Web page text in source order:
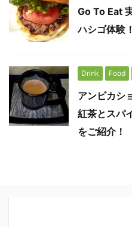
Go To Eat
ハシゴ体験
Drink Food
アンビカシ
紅茶とスパ
をご紹介！